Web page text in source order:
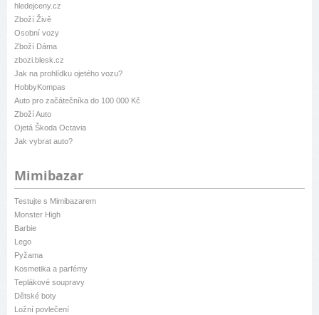
hledejceny.cz
Zboží Živě
Osobní vozy
Zboží Dáma
zbozi.blesk.cz
Jak na prohlídku ojetého vozu?
HobbyKompas
Auto pro začátečníka do 100 000 Kč
Zboží Auto
Ojetá Škoda Octavia
Jak vybrat auto?
Mimibazar
Testujte s Mimibazarem
Monster High
Barbie
Lego
Pyžama
Kosmetika a parfémy
Teplákové soupravy
Dětské boty
Ložní povlečení